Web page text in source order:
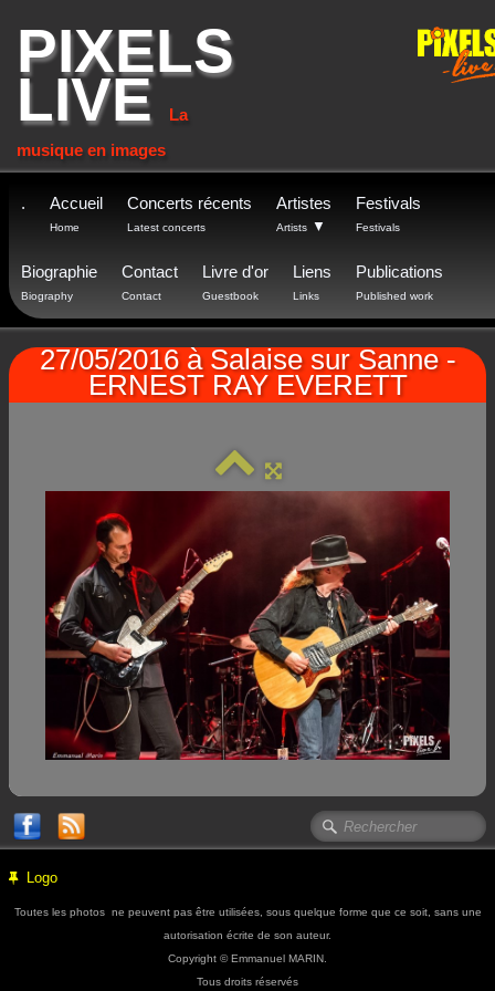
PIXELS
LIVELa
musique en images
. Accueil
Home
Concerts récents
Latest concerts
Artistes
Artists ▼
Festivals
Festivals
Biographie
Biography
Contact
Contact
Livre d'or
Guestbook
Liens
Links
Publications
Published work
27/05/2016 à Salaise sur Sanne -
ERNEST RAY EVERETT
Logo
Toutes les photos ne peuvent pas être utilisées, sous quelque forme que ce soit, sans une
autorisation écrite de son auteur.
Copyright © Emmanuel MARIN.
Tous droits réservés